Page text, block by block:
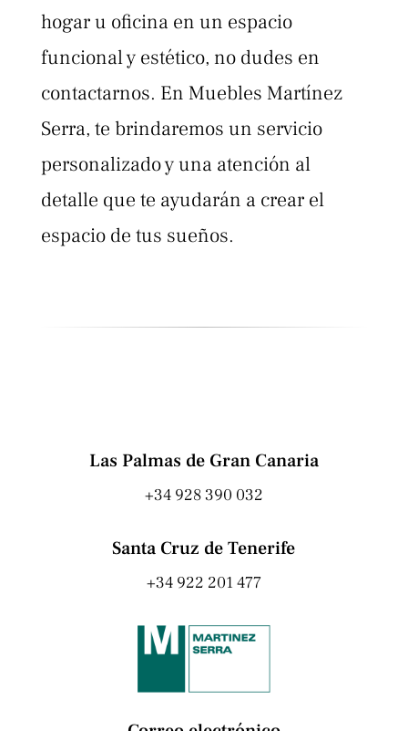
hogar u oficina en un espacio
funcional y estético, no dudes en
contactarnos. En Muebles Martínez
Serra, te brindaremos un servicio
personalizado y una atención al
detalle que te ayudarán a crear el
espacio de tus sueños.
Las Palmas de Gran Canaria
+34 928 390 032
Santa Cruz de Tenerife
+34 922 201 477